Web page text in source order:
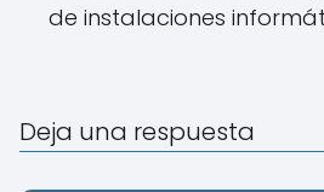
de instalaciones
Deja una respuesta